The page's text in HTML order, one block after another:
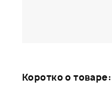
Коротко о товаре: